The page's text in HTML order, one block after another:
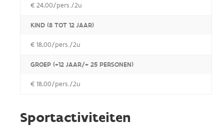
€ 24,00/pers./2u
KIND (8 TOT 12 JAAR)
€ 18,00/pers./2u
GROEP (+12 JAAR/+ 25 PERSONEN)
€ 18,00/pers./2u
Sportactiviteiten